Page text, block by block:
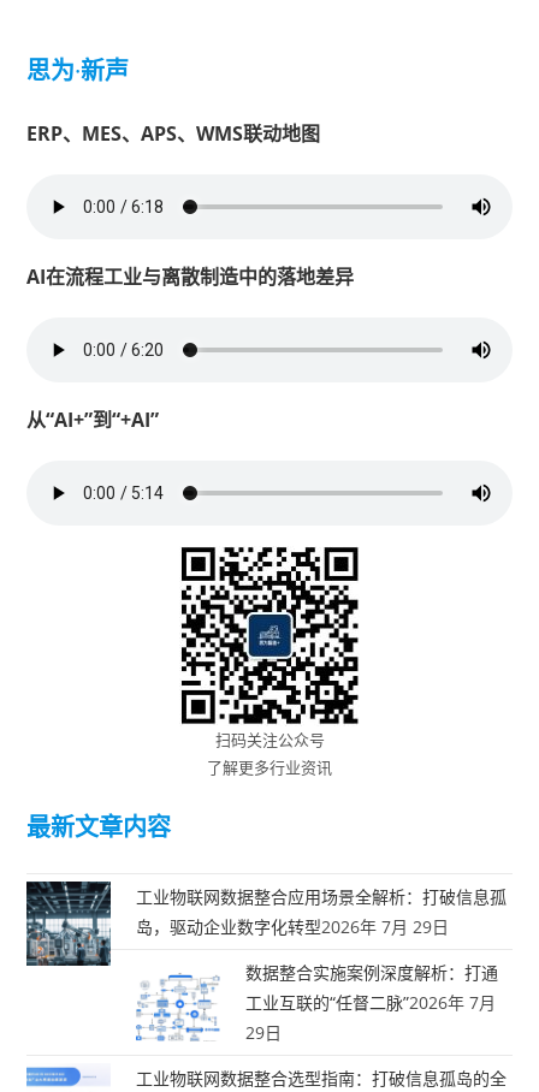
思为·新声
ERP、MES、APS、WMS联动地图
AI在流程工业与离散制造中的落地差异
从“AI+”到“+AI”
扫码关注公众号
了解更多行业资讯
最新文章内容
工业物联网数据整合应用场景全解析：打破信息孤
岛，驱动企业数字化转型2026年 7月 29日
数据整合实施案例深度解析：打通
工业互联的“任督二脉”2026年 7月
29日
工业物联网数据整合选型指南：打破信息孤岛的全